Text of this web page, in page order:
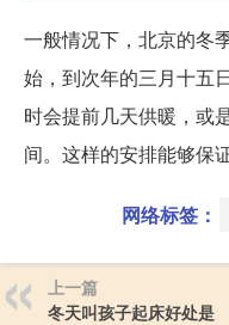
一般情况下，北京的冬
始，到次年的三月十五
时会提前几天供暖，或
间。这样的安排能够保
网络标签：
上一篇
冬天叫孩子起床好处是